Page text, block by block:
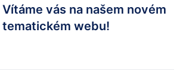
Vítáme vás na našem novém
tematickém webu!